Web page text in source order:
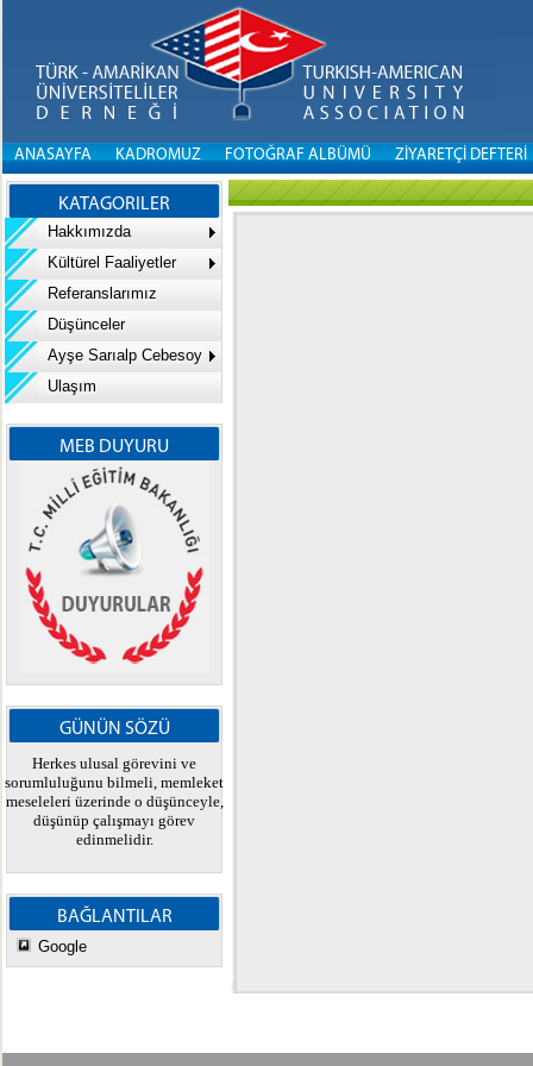
ANASAYFA KADROMUZ FOTOĞRAF ALBÜMÜ ZİYARETÇİ DEFTERİ
KATAGORILER
Hakkımızda
Kültürel Faaliyetler
Referanslarımız
Düşünceler
Ayşe Sarıalp Cebesoy
Ulaşım
MEB DUYURU
GÜNÜN SÖZÜ
Herkes ulusal görevini ve
sorumluluğunu bilmeli, memleket
meseleleri üzerinde o düşünceyle,
düşünüp çalışmayı görev
edinmelidir.
BAĞLANTILAR
Google